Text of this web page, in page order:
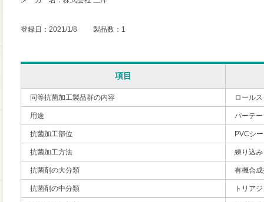
登録日：2021/1/8 製品数：1
項目
同等抗菌加工製品群の内容 ロール
用途 パーテ
抗菌加工部位 PVCシ
抗菌加工方法 練り込み
抗菌剤の大分類 有機合
抗菌剤の中分類 トリア